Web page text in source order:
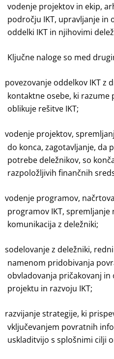
vodenje projektov in ekip,
področju IKT, upravljanje in
oddelki IKT in njihovimi
Ključne naloge so med
povezovanje oddelkov IKT z
kontaktne osebe, ki razume
oblikuje rešitve IKT;
vodenje projektov,
do konca, zagotavljanje, da
potrebe deležnikov, so
razpoložljivih finančnih
vodenje programov,
programov IKT, spremljanje
komunikacija z deležniki;
sodelovanje z deležniki,
namenom pridobivanja
obvladovanja pričakovanj
projektu in razvoju IKT;
razvijanje strategije, ki
vključevanjem povratnih
uskladitvijo s splošnimi cilji